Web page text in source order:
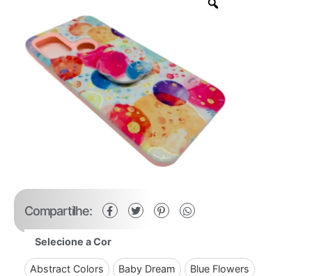
Compartilhe:
Selecione a Cor
Abstract Colors Baby Dream Blue Flowers